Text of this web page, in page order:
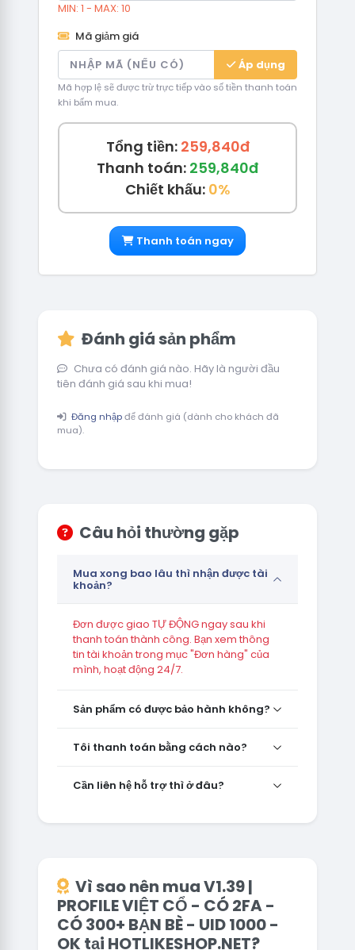
MIN: 1 - MAX: 10
Mã giảm giá
Áp dụng
Mã hợp lệ sẽ được trừ trực tiếp vào số tiền thanh toán
khi bấm mua.
Tổng tiền: 259,840đ
Thanh toán: 259,840đ
Chiết khấu: 0%
Thanh toán ngay
Đánh giá sản phẩm
Chưa có đánh giá nào. Hãy là người đầu
tiên đánh giá sau khi mua!
Đăng nhậpđể đánh giá (dành cho khách đã
mua).
Câu hỏi thường gặp
Mua xong bao lâu thì nhận được tài
khoản?
Đơn được giao TỰ ĐỘNG ngay sau khi
thanh toán thành công. Bạn xem thông
tin tài khoản trong mục "Đơn hàng" của
mình, hoạt động 24/7.
Sản phẩm có được bảo hành không?
Tôi thanh toán bằng cách nào?
Cần liên hệ hỗ trợ thì ở đâu?
Vì sao nên mua V1.39 |
PROFILE VIỆT CỔ - CÓ 2FA -
CÓ 300+ BẠN BÈ - UID 1000 -
OK tại HOTLIKESHOP.NET?